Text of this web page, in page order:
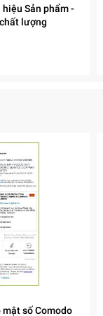
Sản phẩm -
lượng
số Comodo